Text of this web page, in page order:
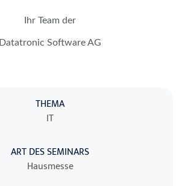
Ihr Team der
Datatronic Software AG
THEMA
IT
ART DES SEMINARS
Hausmesse